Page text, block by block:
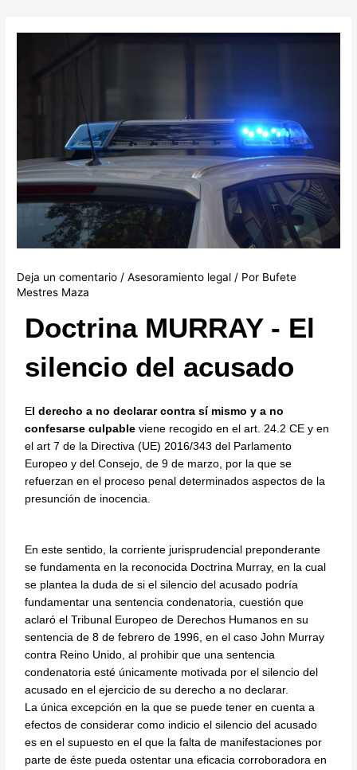
Deja un comentario /Asesoramiento legal / Por Bufete
Mestres Maza
Doctrina MURRAY - El
silencio del acusado
El derecho a no declarar contra sí mismo y a no
confesarse culpable viene recogido en el art. 24.2 CE y en
el art 7 de la Directiva (UE) 2016/343 del Parlamento
Europeo y del Consejo, de 9 de marzo, por la que se
refuerzan en el proceso penal determinados aspectos de la
presunción de inocencia.
En este sentido, la corriente jurisprudencial preponderante
se fundamenta en la reconocida Doctrina Murray, en la cual
se plantea la duda de si el silencio del acusado podría
fundamentar una sentencia condenatoria, cuestión que
aclaró el Tribunal Europeo de Derechos Humanos en su
sentencia de 8 de febrero de 1996, en el caso John Murray
contra Reino Unido, al prohibir que una sentencia
condenatoria esté únicamente motivada por el silencio del
acusado en el ejercicio de su derecho a no declarar.
La única excepción en la que se puede tener en cuenta a
efectos de considerar como indicio el silencio del acusado
es en el supuesto en el que la falta de manifestaciones por
parte de éste pueda ostentar una eficacia corroboradora en